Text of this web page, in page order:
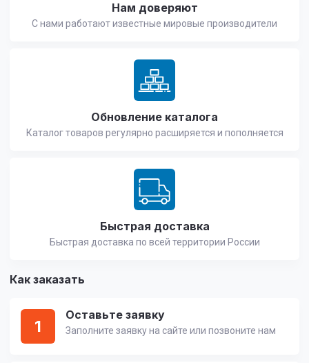
Нам доверяют
С нами работают известные мировые производители
Обновление каталога
Каталог товаров регулярно расширяется и пополняется
Быстрая доставка
Быстрая доставка по всей территории России
Как заказать
1
Оставьте заявку
Заполните заявку на сайте или позвоните нам